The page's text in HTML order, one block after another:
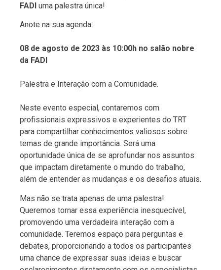
FADI uma palestra única!
Anote na sua agenda:
08 de agosto de 2023 às 10:00h no salão nobre
da FADI
Palestra e Interação com a Comunidade.
Neste evento especial, contaremos com
profissionais expressivos e experientes do TRT
para compartilhar conhecimentos valiosos sobre
temas de grande importância. Será uma
oportunidade única de se aprofundar nos assuntos
que impactam diretamente o mundo do trabalho,
além de entender as mudanças e os desafios atuais.
Mas não se trata apenas de uma palestra!
Queremos tornar essa experiência inesquecível,
promovendo uma verdadeira interação com a
comunidade. Teremos espaço para perguntas e
debates, proporcionando a todos os participantes
uma chance de expressar suas ideias e buscar